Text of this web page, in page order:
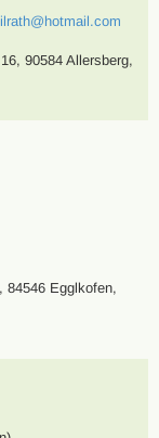
90584 Allersberg,
84546 Egglkofen,